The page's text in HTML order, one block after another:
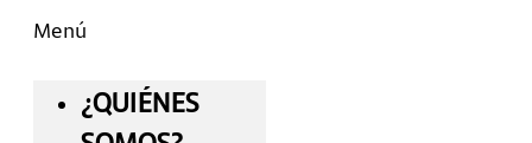
Menú
¿QUIÉNES